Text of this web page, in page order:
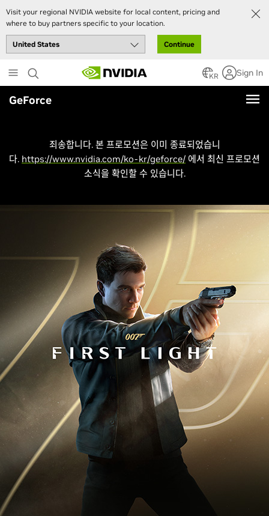
Visit your regional NVIDIA website for local content, pricing and
where to buy partners specific to your location.
Continue
to
main
content
KR Sign In
GeForce
죄송합니다. 본 프로모션은 이미 종료되었습니
다. https://www.nvidia.com/ko-kr/geforce/ 에서 최신 프로모션
소식을 확인할 수 있습니다.